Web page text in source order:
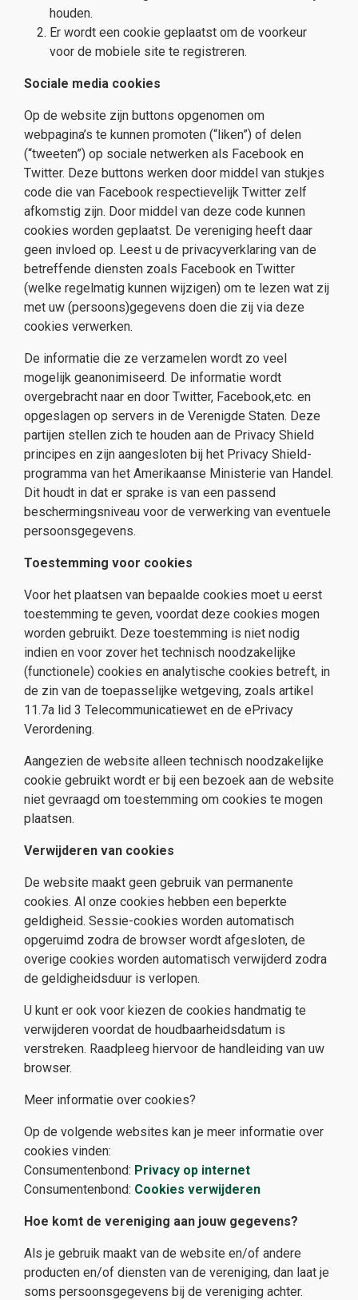
houden.
Er wordt een cookie geplaatst om de voorkeur
voor de mobiele site te registreren.
Sociale media cookies
Op de website zijn buttons opgenomen om
webpagina’s te kunnen promoten (“liken”) of delen
(“tweeten”) op sociale netwerken als Facebook en
Twitter. Deze buttons werken door middel van stukjes
code die van Facebook respectievelijk Twitter zelf
afkomstig zijn. Door middel van deze code kunnen
cookies worden geplaatst. De vereniging heeft daar
geen invloed op. Leest u de privacyverklaring van de
betreffende diensten zoals Facebook en Twitter
(welke regelmatig kunnen wijzigen) om te lezen wat zij
met uw (persoons)gegevens doen die zij via deze
cookies verwerken.
De informatie die ze verzamelen wordt zo veel
mogelijk geanonimiseerd. De informatie wordt
overgebracht naar en door Twitter, Facebook,etc. en
opgeslagen op servers in de Verenigde Staten. Deze
partijen stellen zich te houden aan de Privacy Shield
principes en zijn aangesloten bij het Privacy Shield-
programma van het Amerikaanse Ministerie van Handel.
Dit houdt in dat er sprake is van een passend
beschermingsniveau voor de verwerking van eventuele
persoonsgegevens.
Toestemming voor cookies
Voor het plaatsen van bepaalde cookies moet u eerst
toestemming te geven, voordat deze cookies mogen
worden gebruikt. Deze toestemming is niet nodig
indien en voor zover het technisch noodzakelijke
(functionele) cookies en analytische cookies betreft, in
de zin van de toepasselijke wetgeving, zoals artikel
11.7a lid 3 Telecommunicatiewet en de ePrivacy
Verordening.
Aangezien de website alleen technisch noodzakelijke
cookie gebruikt wordt er bij een bezoek aan de website
niet gevraagd om toestemming om cookies te mogen
plaatsen.
Verwijderen van cookies
De website maakt geen gebruik van permanente
cookies. Al onze cookies hebben een beperkte
geldigheid. Sessie-cookies worden automatisch
opgeruimd zodra de browser wordt afgesloten, de
overige cookies worden automatisch verwijderd zodra
de geldigheidsduur is verlopen.
U kunt er ook voor kiezen de cookies handmatig te
verwijderen voordat de houdbaarheidsdatum is
verstreken. Raadpleeg hiervoor de handleiding van uw
browser.
Meer informatie over cookies?
Op de volgende websites kan je meer informatie over
cookies vinden:
Consumentenbond: Privacy op internet
Consumentenbond: Cookies verwijderen
Hoe komt de vereniging aan jouw gegevens?
Als je gebruik maakt van de website en/of andere
producten en/of diensten van de vereniging, dan laat je
soms persoonsgegevens bij de vereniging achter.